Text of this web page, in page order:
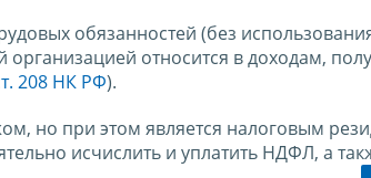
обязанностей (без
организацией относится в доходам,
208 НК РФ).
но при этом является налоговым
исчислить и уплатить НДФЛ, а